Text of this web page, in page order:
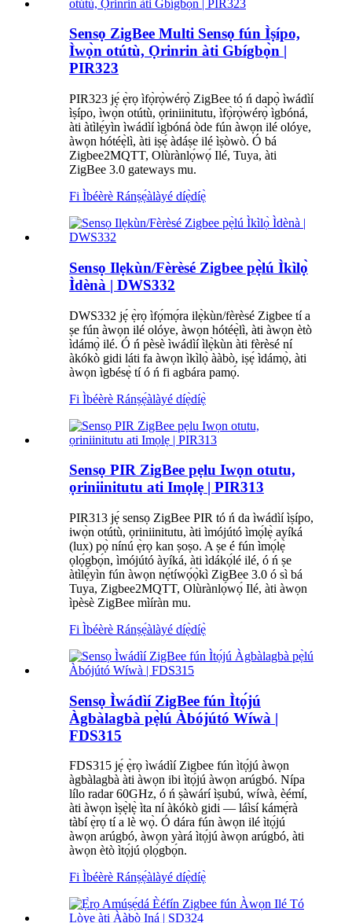
Sensọ ZigBee Multi Sensọ fún Ìṣípo,
Ìwọ̀n otútù, Ọrinrin àti Gbígbọ̀n |
PIR323
PIR323 jẹ́ ẹ̀rọ ìfọ̀rọ̀wérọ̀ ZigBee tó ń dapọ̀ ìwádìí
ìṣípo, ìwọ̀n otútù, ọriniinitutu, ìfọ̀rọ̀wérọ̀ ìgbóná,
àti àtìlẹ́yìn ìwádìí ìgbóná òde fún àwọn ilé olóye,
àwọn hótéẹ̀lì, àti iṣẹ́ àdáṣe ilé ìṣòwò. Ó bá
Zigbee2MQTT, Olùrànlọ́wọ́ Ilé, Tuya, àti
ZigBee 3.0 gateways mu.
Fi Ìbéèrè Ránṣẹ́àlàyé díẹ̀díẹ̀
Sensọ Ilẹkùn/Fèrèsé Zigbee pẹ̀lú Ìkìlọ̀
Ìdènà | DWS332
DWS332 jẹ́ ẹ̀rọ ìfọ́mọ́ra ilẹ̀kùn/fèrèsé Zigbee tí a
ṣe fún àwọn ilé olóye, àwọn hótéẹ̀lì, àti àwọn ètò
ìdámọ̀ ilé. Ó ń pèsè ìwádìí ìlẹ̀kùn àti fèrèsé ní
àkókò gidi láti fa àwọn ìkìlọ̀ ààbò, iṣẹ́ ìdámọ̀, àti
àwọn ìgbésẹ̀ tí ó ń fi agbára pamọ́.
Fi Ìbéèrè Ránṣẹ́àlàyé díẹ̀díẹ̀
Sensọ PIR ZigBee pẹlu Iwọn otutu,
ọriniinitutu ati Imọlẹ | PIR313
PIR313 jẹ́ sensọ ZigBee PIR tó ń da ìwádìí ìṣípo,
iwọ̀n otútù, ọriniinitutu, àti ìmójútó ìmọ́lẹ̀ ayíká
(lux) pọ̀ nínú ẹ̀rọ kan ṣoṣo. A ṣe é fún ìmọ́lẹ̀
ọlọ́gbọ́n, ìmójútó àyíká, àti ìdákọ́lé ilé, ó ń ṣe
àtìlẹ́yìn fún àwọn nẹ́tíwọ́ọ̀kì ZigBee 3.0 ó sì bá
Tuya, Zigbee2MQTT, Olùrànlọ́wọ́ Ilé, àti àwọn
ìpèsè ZigBee mìíràn mu.
Fi Ìbéèrè Ránṣẹ́àlàyé díẹ̀díẹ̀
Sensọ Ìwádìí ZigBee fún Ìtọ́jú
Àgbàlagbà pẹ̀lú Àbójútó Wíwà |
FDS315
FDS315 jẹ́ ẹ̀rọ ìwádìí Zigbee fún ìtọ́jú àwọn
àgbàlagbà àti àwọn ibi ìtọ́jú àwọn arúgbó. Nípa
lílo radar 60GHz, ó ń ṣàwárí ìṣubú, wíwà, èémí,
àti àwọn ìṣẹ̀lẹ̀ ìta ní àkókò gidi — láìsí kámẹ́rà
tàbí ẹ̀rọ tí a lè wọ̀. Ó dára fún àwọn ilé ìtọ́jú
àwọn arúgbó, àwọn yàrá ìtọ́jú àwọn arúgbó, àti
àwọn ètò ìtọ́jú ọlọ́gbọ́n.
Fi Ìbéèrè Ránṣẹ́àlàyé díẹ̀díẹ̀